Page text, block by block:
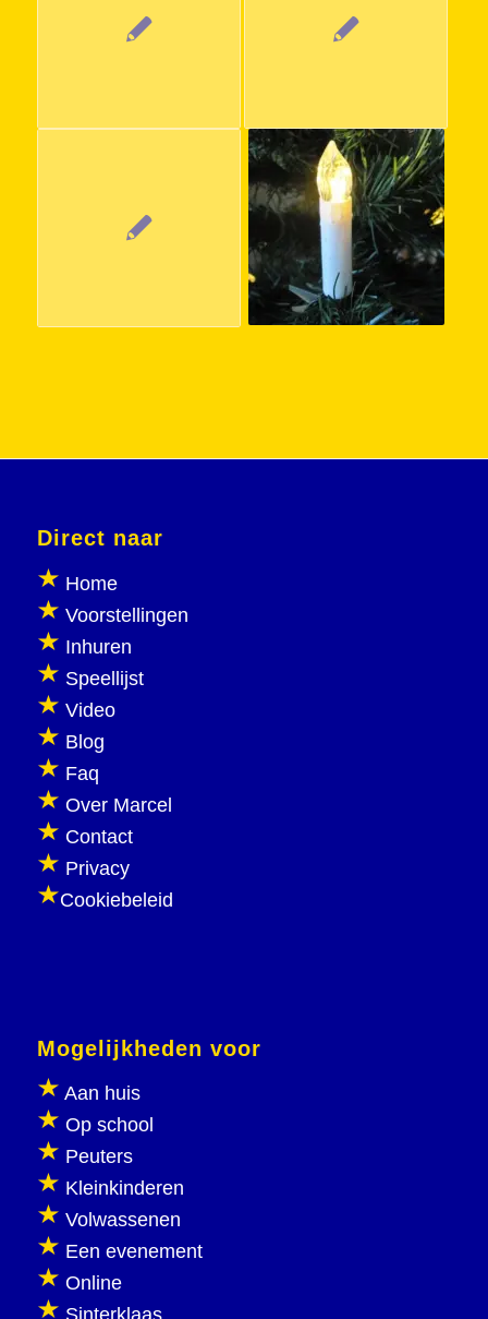
Direct naar
Home
Voorstellingen
Inhuren
Speellijst
Video
Blog
Faq
Over Marcel
Contact
Privacy
Cookiebeleid
Mogelijkheden voor
Aan huis
Op school
Peuters
Kleinkinderen
Volwassenen
Een evenement
Online